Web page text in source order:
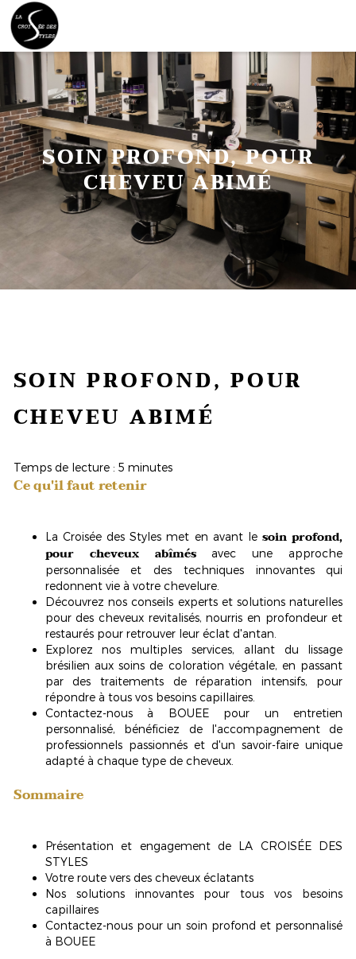
SOIN PROFOND, POUR
CHEVEU ABIMÉ
SOIN PROFOND, POUR
CHEVEU ABIMÉ
Temps de lecture : 5 minutes
Ce qu'il faut retenir
La Croisée des Styles met en avant lesoin profond,
pour cheveux abîmésavec une approche
personnalisée et des techniques innovantes qui
redonnent vie à votre chevelure.
Découvrez nos conseils experts et solutions naturelles
pour des cheveux revitalisés, nourris en profondeur et
restaurés pour retrouver leur éclat d'antan.
Explorez nos multiples services, allant du lissage
brésilien aux soins de coloration végétale, en passant
par des traitements de réparation intensifs, pour
répondre à tous vos besoins capillaires.
Contactez-nous à BOUEE pour un entretien
personnalisé, bénéficiez de l'accompagnement de
professionnels passionnés et d'un savoir-faire unique
adapté à chaque type de cheveux.
Sommaire
Présentation et engagement de LA CROISÉE DES
STYLES
Votre route vers des cheveux éclatants
Nos solutions innovantes pour tous vos besoins
capillaires
Contactez-nous pour un soin profond et personnalisé
à BOUEE